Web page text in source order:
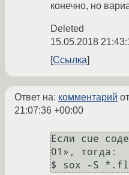
конечно, но
Deleted
15.05.2018
Ссылка
Ответ на: комментарий
21:07:36 +00:00
Если cue
01», тогда:
$ sox -S